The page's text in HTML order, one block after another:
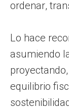
ordenar,
Lo hace
asumiendo
equilibrio